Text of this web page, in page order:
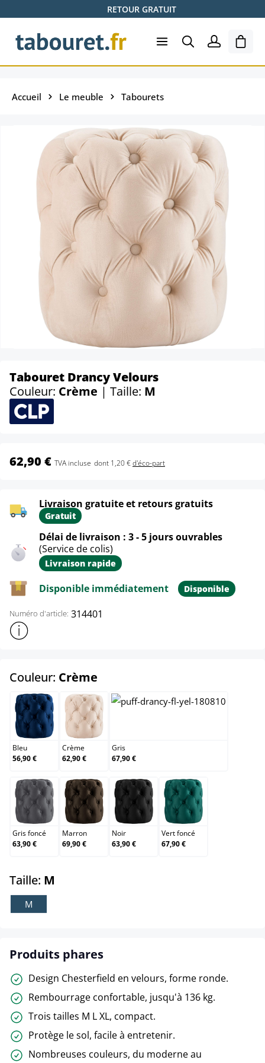
Passer au contenu principalRETOUR GRATUIT
Le
Accueil Le meuble Tabourets
Tabouret Drancy Velours
Couleur: Crème | Taille: M
62,90 € TVA incluse dont 1,20 €d'éco-part
Livraison gratuite et retours gratuits
Gratuit
Délai de livraison : 3 - 5 jours ouvrables
(Service de colis)
Livraison rapide
Disponible immédiatement Disponible
Numéro d'article: 314401
Afficher plus d'informations sur le produit
Couleur: Crème
Bleu
Bleu
56,90 €
Crème
Crème
62,90 €
Gris
67,90 €
Gris foncé
Gris foncé
63,90 €
Marron
Marron
69,90 €
Noir
Noir
63,90 €
Vert foncé
Vert foncé
67,90 €
Taille: M
M
Produits phares
Design Chesterfield en velours, forme ronde.
Rembourrage confortable, jusqu'à 136 kg.
Trois tailles M L XL, compact.
Protège le sol, facile à entretenir.
Nombreuses couleurs, du moderne au